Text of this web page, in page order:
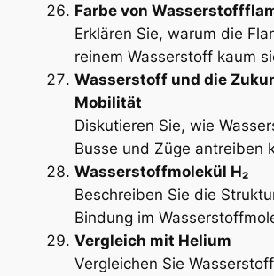
Farbe von
Erklären Sie, warum die
reinem Wasserstoff kaum
Wasserstoff und die
Mobilität
Diskutieren Sie, wie
Busse und Züge antreiben
Wasserstoffmolekül H₂
Beschreiben Sie die
Bindung im
Vergleich mit Helium
Vergleichen Sie